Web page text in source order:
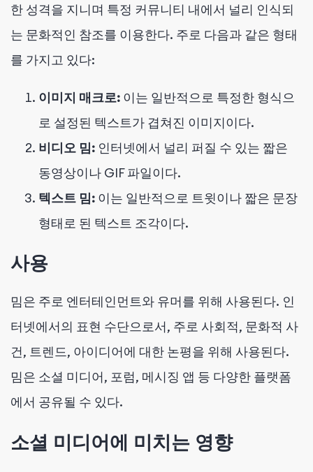
한 성격을 지니며 특정 커뮤니티 내에서 널리 인식되
는 문화적인 참조를 이용한다. 주로 다음과 같은 형태
를 가지고 있다:
이미지 매크로: 이는 일반적으로 특정한 형식으
로 설정된 텍스트가 겹쳐진 이미지이다.
비디오 밈: 인터넷에서 널리 퍼질 수 있는 짧은
동영상이나 GIF 파일이다.
텍스트 밈: 이는 일반적으로 트윗이나 짧은 문장
형태로 된 텍스트 조각이다.
사용
밈은 주로 엔터테인먼트와 유머를 위해 사용된다. 인
터넷에서의 표현 수단으로서, 주로 사회적, 문화적 사
건, 트렌드, 아이디어에 대한 논평을 위해 사용된다.
밈은 소셜 미디어, 포럼, 메시징 앱 등 다양한 플랫폼
에서 공유될 수 있다.
소셜 미디어에 미치는 영향